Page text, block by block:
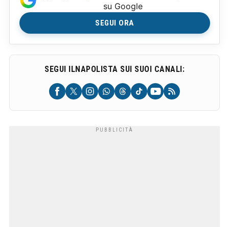
su Google
SEGUI ORA
SEGUI ILNAPOLISTA SUI SUOI CANALI: